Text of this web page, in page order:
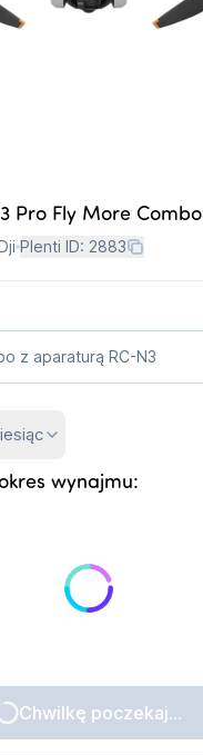
Pro Fly More Combo
Plenti ID: 2883
z aparaturą RC-N3
wynajmu:
Chwilkę poczekaj...